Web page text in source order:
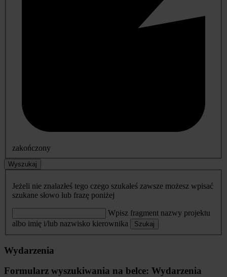
zakończony
Wyszukaj
Jeżeli nie znalazłeś tego czego szukałeś zawsze możesz wpisać
szukane słowo lub frazę poniżej
Wpisz fragment nazwy projektu
albo imię i/lub nazwisko kierownika
Szukaj
Wydarzenia
Formularz wyszukiwania na belce: Wydarzenia